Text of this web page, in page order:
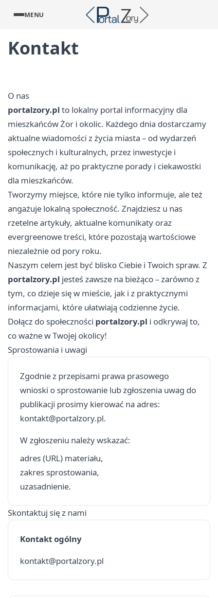
MENU
Kontakt
O nas
portalzory.pl to lokalny portal informacyjny dla
mieszkańców Żor i okolic. Każdego dnia dostarczamy
aktualne wiadomości z życia miasta – od wydarzeń
społecznych i kulturalnych, przez inwestycje i
komunikację, aż po praktyczne porady i ciekawostki
dla mieszkańców.
Tworzymy miejsce, które nie tylko informuje, ale też
angażuje lokalną społeczność. Znajdziesz u nas
rzetelne artykuły, aktualne komunikaty oraz
evergreenowe treści, które pozostają wartościowe
niezależnie od pory roku.
Naszym celem jest być blisko Ciebie i Twoich spraw. Z
portalzory.pl jesteś zawsze na bieżąco – zarówno z
tym, co dzieje się w mieście, jak i z praktycznymi
informacjami, które ułatwiają codzienne życie.
Dołącz do społeczności portalzory.pl i odkrywaj to,
co ważne w Twojej okolicy!
Sprostowania i uwagi
Zgodnie z przepisami prawa prasowego
wnioski o sprostowanie lub zgłoszenia uwag do
publikacji prosimy kierować na adres:
kontakt@portalzory.pl.
W zgłoszeniu należy wskazać:
adres (URL) materiału,
zakres sprostowania,
uzasadnienie.
Skontaktuj się z nami
Kontakt ogólny
kontakt@portalzory.pl